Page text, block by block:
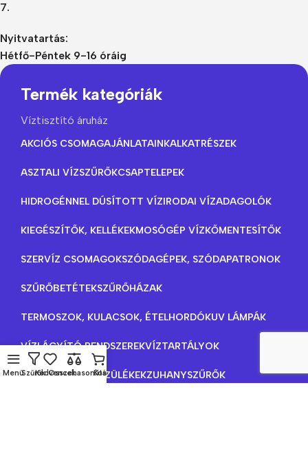
7.
Nyitvatartás:
Hétfő-Péntek 9-16 óráig
Termék kategóriák
Víztisztító áruház
AKCIÓS CSOMAGAJÁNLATAINKALKATRÉSZEK
ASZTALI VÍZSZŰRŐKCSAPTELEPEK
HIDROGÉNNEL DÚSÍTOTT VÍZIRODAI VÍZADAGOLÓK
KIEGÉSZÍTŐK, KELLÉKEKMOSÓGÉP VÍZKŐMENTESÍTŐK
SZERVÍZ CSOMAGOKSZÓDAGÉPEK, SZÓDAPATRONOK
SZŰRŐBETÉTEKSZŰRŐHÁZAK
TERMOSZOK, KULACSOK, ÉTELHORDÓKUV LÁMPÁK
VÍZLÁGYÍTÓ RENDSZEREKVÍZTARTÁLYOK
VÍZTISZTÍTÓ KÉSZÜLÉKEKZUHANYSZŰRŐK
MenüSzűrőkKedvencek
Összehasonlítás
Kosár